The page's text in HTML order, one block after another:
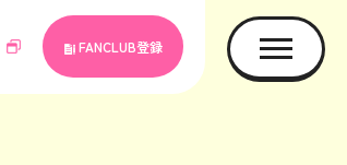
FANCLUB登録